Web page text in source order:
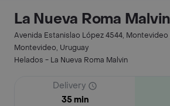
La Nueva Roma
Avenida Estanislao López 4544,
Montevideo, Uruguay
Helados - La Nueva Roma Malvin
Delivery
35 min